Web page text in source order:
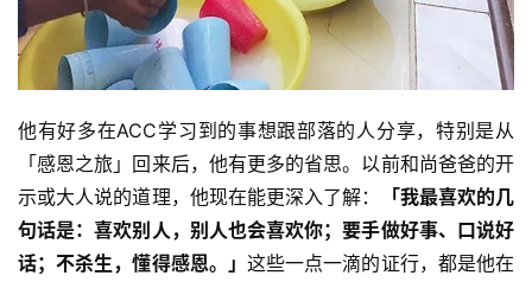
佛
教
人
寺
院
巡
礼
登录 注册
他有好多在ACC学习到的事想跟部落的人分享，特别是从
「感恩之旅」回来后，他有更多的省思。以前和尚爸爸的开
示或大人说的道理，他现在能更深入了解：
「我最喜欢的几
句话是：喜欢别人，别人也会喜欢你；要手做好事、口说好
话；不杀生，懂得感恩。」 这些一点一滴的证行，都是他在